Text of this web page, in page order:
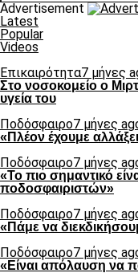
Advertisement
Latest
Popular
Videos
Επικαιρότητα7 μήνες
Στο νοσοκομείο ο
υγεία του
Ποδόσφαιρο7 μήνες
«Πλέον έχουμε
Ποδόσφαιρο7 μήνες
«Το πιο σημαντικό
ποδοσφαιριστών»
Ποδόσφαιρο7 μήνες
«Πάμε να
Ποδόσφαιρο7 μήνες
«Είναι απόλαυση να